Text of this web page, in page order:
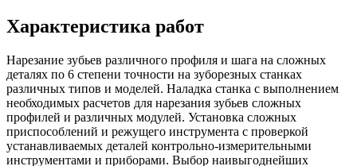
Характеристика работ
Нарезание зубьев различного профиля и шага на сложных
деталях по 6 степени точности на зуборезных станках
различных типов и моделей. Наладка станка с выполнением
необходимых расчетов для нарезания зубьев сложных
профилей и различных модулей. Установка сложных
приспособлений и режущего инструмента с проверкой
устанавливаемых деталей контрольно-измерительными
инструментами и приборами. Выбор наивыгоднейших